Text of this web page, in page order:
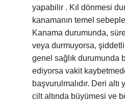
yapabilir . Kıl dönmesi
kanamanın temel
Kanama durumunda,
veya durmuyorsa, şiddetli
genel sağlık durumunda
ediyorsa vakit
başvurulmalıdır. Deri altı
cilt altında büyümesi ve